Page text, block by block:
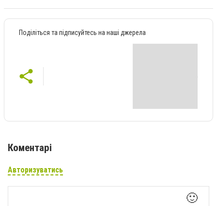
Поділіться та підписуйтесь на наші джерела
Коментарі
Авторизуватись
🙂